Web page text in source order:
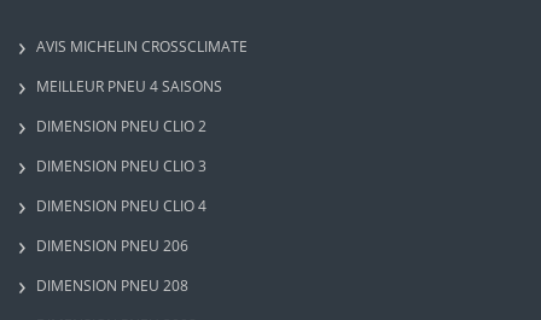
AVIS MICHELIN CROSSCLIMATE
MEILLEUR PNEU 4 SAISONS
DIMENSION PNEU CLIO 2
DIMENSION PNEU CLIO 3
DIMENSION PNEU CLIO 4
DIMENSION PNEU 206
DIMENSION PNEU 208